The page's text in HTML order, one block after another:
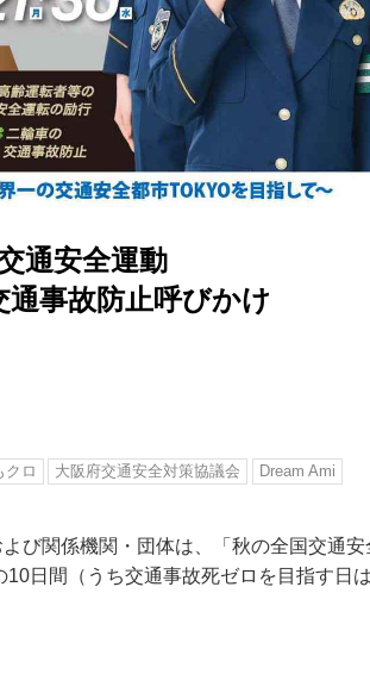
通安全運動
事故防止呼びかけ
クロ 大阪府交通安全対策協議会 Dream Ami
び関係機関・団体は、「秋の全国交通安
日間（うち交通事故死ゼロを目指す日